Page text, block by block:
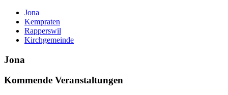
Jona
Kempraten
Rapperswil
Kirchgemeinde
Jona
Kommende Veranstaltungen